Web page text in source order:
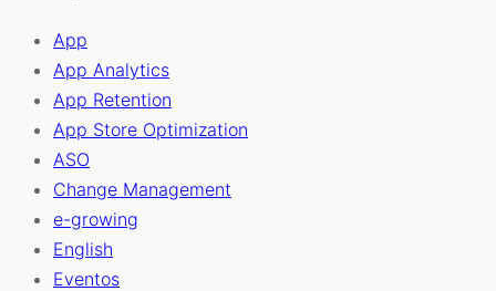
App
App Analytics
App Retention
App Store Optimization
ASO
Change Management
e-growing
English
Eventos